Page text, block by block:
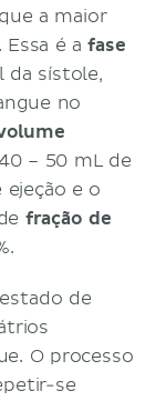
a maior
Essa é afase
da sístole,
no
– 50 mL de
ejeção e o
fração de
de
O processo
se